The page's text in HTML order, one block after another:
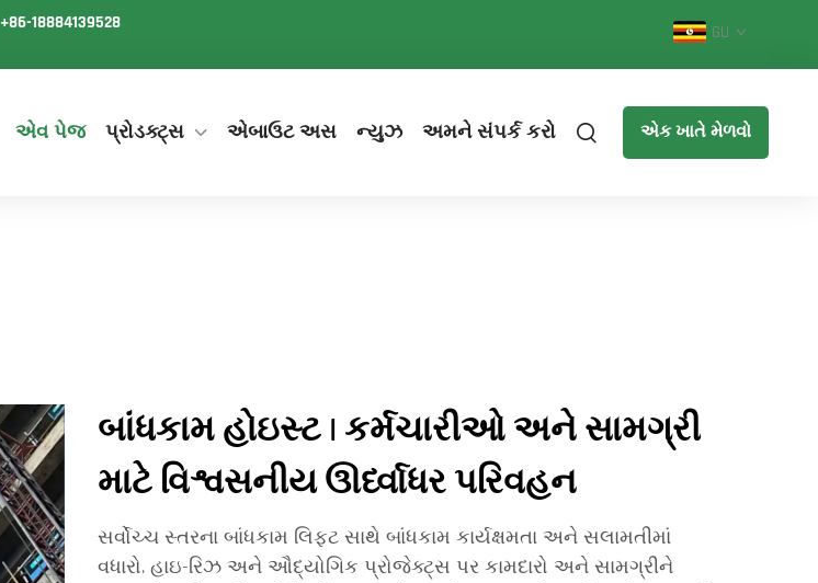
+86-18884139528
GU
એવ પેજ પ્રોડક્ટ્સ એબાઉટ અસ ન્યુઝ અમને સંપર્ક કરો એક ખાતે મેળવો
બાંધકામ હોઇસ્ટ | કર્મચારીઓ અને સામગ્રી
માટે વિશ્વસનીય ઊર્ધ્વાધર પરિવહન
સર્વોચ્ચ સ્તરના બાંધકામ લિફ્ટ સાથે બાંધકામ કાર્યક્ષમતા અને સલામતીમાં
વધારો. હાઇ-રિઝ અને ઔદ્યોગિક પ્રોજેક્ટ્સ પર કામદારો અને સામગ્રીને